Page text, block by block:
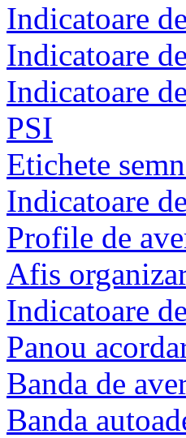
Indicatoare
Indicatoare
Indicatoare
PSI
Etichete
Indicatoare
Profile de
Afis
Indicatoare
Panou
Banda de
Banda